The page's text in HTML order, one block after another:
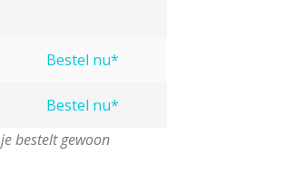
Bestel nu*
Bestel nu*
bestelt gewoon